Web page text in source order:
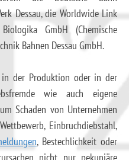
Dessau, die Worldwide Link
GmbH (Chemische
Bahnen Dessau GmbH.
der Produktion oder in der
wie auch eigene
Schaden von Unternehmen
Einbruchdiebstahl,
, Bestechlichkeit oder